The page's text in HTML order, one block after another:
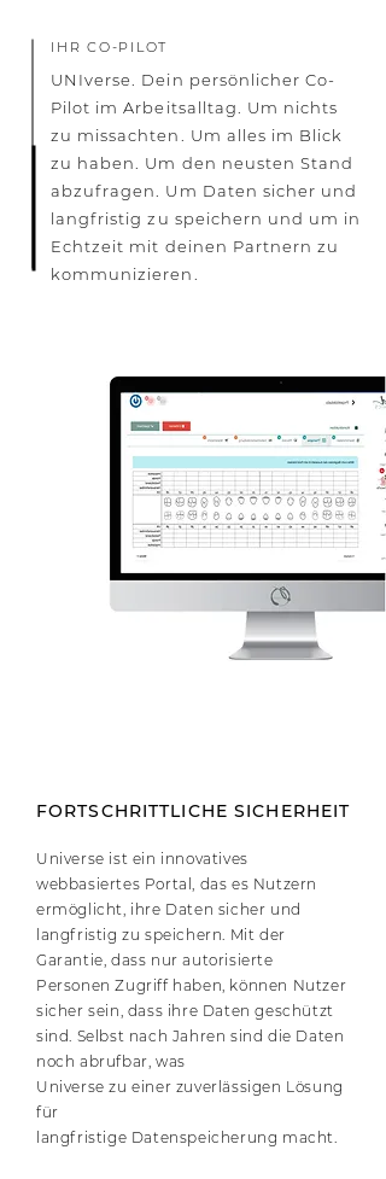
IHR CO-PILOT
UNIverse. Dein persönlicher Co-
Pilot im Arbeitsalltag. Um nichts
zu missachten. Um alles im Blick
zu haben. Um den neusten Stand
abzufragen. Um Daten sicher und
langfristig zu speichern und um in
Echtzeit mit deinen Partnern zu
kommunizieren.
FORTSCHRITTLICHE SICHERHEIT
Universe ist ein innovatives
webbasiertes Portal, das es Nutzern
ermöglicht, ihre Daten sicher und
langfristig zu speichern. Mit der
Garantie, dass nur autorisierte
Personen Zugriff haben, können Nutzer
sicher sein, dass ihre Daten geschützt
sind. Selbst nach Jahren sind die Daten
noch abrufbar, was
Universe zu einer zuverlässigen Lösung
für
langfristige Datenspeicherung macht.